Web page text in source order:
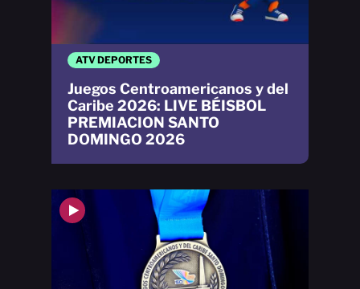
ATV DEPORTES
Juegos Centroamericanos y del
Caribe 2026: LIVE BÉISBOL
PREMIACION SANTO
DOMINGO 2026